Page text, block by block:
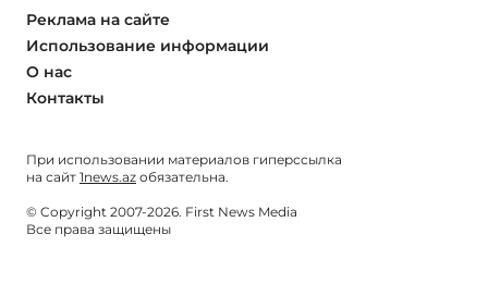
Реклама на сайте
Использование информации
О нас
Контакты
При использовании материалов гиперссылка
на сайт 1news.az обязательна.
© Copyright 2007-2026. First News Media
Все права защищены